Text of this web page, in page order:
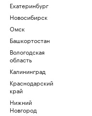
Екатеринбург
Новосибирск
Омск
Башкортостан
Вологодская
область
Калининград
Краснодарский
край
Нижний
Новгород